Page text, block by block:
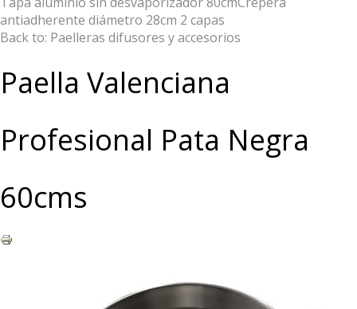
antiadherente diámetro 28cm 2 capas
Back to: Paelleras difusores y accesorios
Paella Valenciana
Profesional Pata Negra
60cms